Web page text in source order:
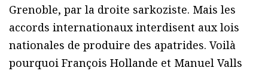
Grenoble, par la droite sarkoziste. Mais les
accords internationaux interdisent aux lois
nationales de produire des apatrides. Voilà
pourquoi François Hollande et Manuel Valls